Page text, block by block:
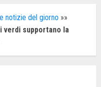
notizie del giorno »»
verdi supportano la